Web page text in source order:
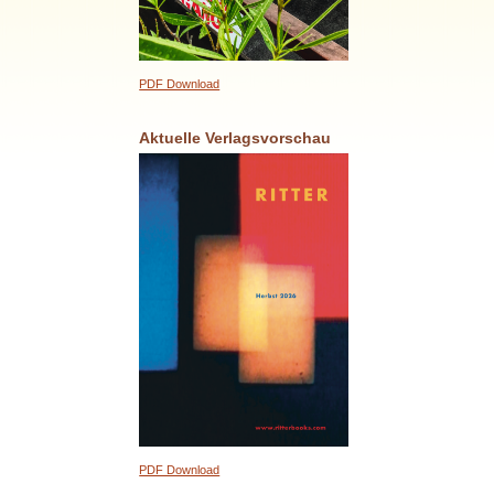
PDF Download
Aktuelle Verlagsvorschau
PDF Download